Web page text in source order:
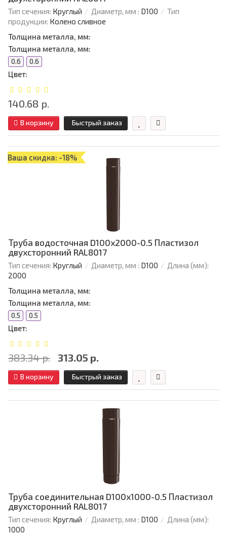
Тип сечения: Круглый Диаметр, мм : D100
Тип
продукции: Колено сливное
Толщина металла, мм:
Толщина металла, мм:
0.6 0.6
Цвет:
140.68 р.
В корзину Быстрый заказ
Ваша скидка: -18%
Труба водосточная D100х2000-0.5 Пластизол
двухсторонний RAL8017
Тип сечения: Круглый Диаметр, мм : D100
Длина (мм):
2000
Толщина металла, мм:
Толщина металла, мм:
0.5 0.5
Цвет:
383.34 р. 313.05 р.
В корзину Быстрый заказ
Труба соединительная D100х1000-0.5 Пластизол
двухсторонний RAL8017
Тип сечения: Круглый Диаметр, мм : D100
Длина (мм):
1000